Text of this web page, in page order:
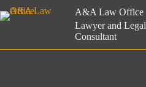
to
A&A Law Office
Lawyer and Legal
Consultant